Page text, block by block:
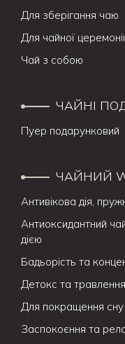
Для зберігання чаю
Для чайної церемонії
Чай з собою
ЧАЙНІ
Пуер подарунковий
ЧАЙНИЙ
Антивікова дія,
Антиоксидантний
дією
Бадьорість та
Детокс та травлення
Для покращення сну
Заспокоєння та